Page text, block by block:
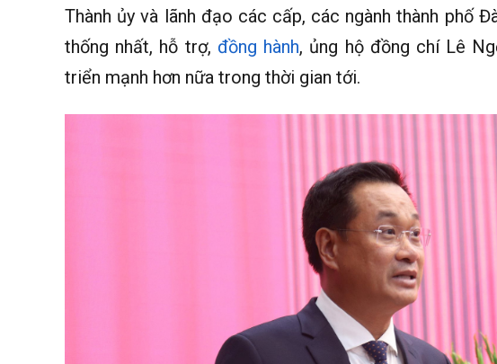
Thành ủy và lãnh đạo các cấp, các ngành thành phố
thống nhất, hỗ trợ, đồng hành, ủng hộ đồng chí Lê
triển mạnh hơn nữa trong thời gian tới.